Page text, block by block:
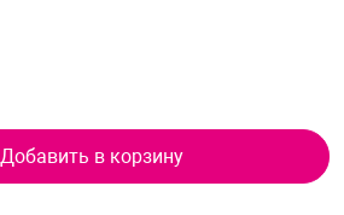
Добавить в корзину